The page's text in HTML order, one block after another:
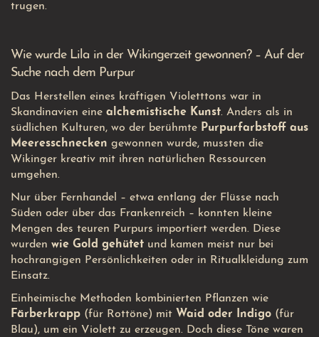
trugen.
Wie wurde Lila in der Wikingerzeit gewonnen? – Auf der
Suche nach dem Purpur
Das Herstellen eines kräftigen Violetttons war in
Skandinavien eine alchemistische Kunst. Anders als in
südlichen Kulturen, wo der berühmte Purpurfarbstoff aus
Meeresschnecken gewonnen wurde, mussten die
Wikinger kreativ mit ihren natürlichen Ressourcen
umgehen.
Nur über Fernhandel – etwa entlang der Flüsse nach
Süden oder über das Frankenreich – konnten kleine
Mengen des teuren Purpurs importiert werden. Diese
wurden wie Gold gehütet und kamen meist nur bei
hochrangigen Persönlichkeiten oder in Ritualkleidung zum
Einsatz.
Einheimische Methoden kombinierten Pflanzen wie
Färberkrapp (für Rottöne) mit Waid oder Indigo (für
Blau), um ein Violett zu erzeugen. Doch diese Töne waren